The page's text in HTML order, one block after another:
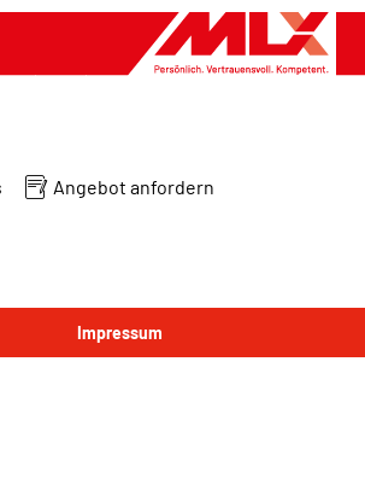
Angebot anfordern
Impressum